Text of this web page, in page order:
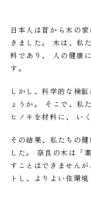
日本人は昔から木の
きました。
木は、私
料であり、 人の健康
す。
しかし、科学的な検
ょうか。
そこで、私
ヒノキを材料に、 い
その結果、私たちの
した。
奈良の木は「
すことはできませんが
トし、よりよい住環